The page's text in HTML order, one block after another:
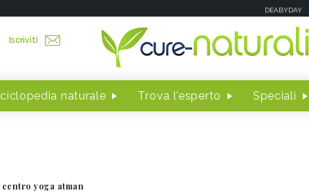
DEABYDAY
Iscriviti
naturale Trova l'esperto Speciali
centro yoga atman